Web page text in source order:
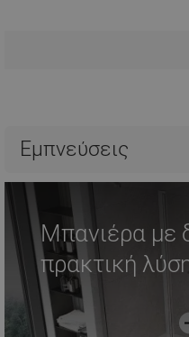
Εμπνεύσεις
Μπανιέρα με
πρακτική